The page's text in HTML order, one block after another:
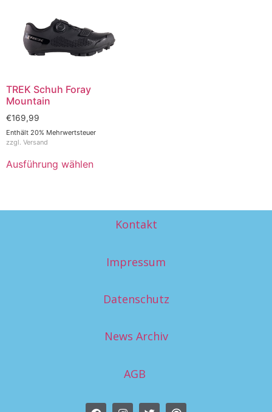
TREK Schuh Foray
Mountain
€169,99
Enthält 20% Mehrwertsteuer
zzgl. Versand
Ausführung wählen
Kontakt
Impressum
Datenschutz
News Archiv
AGB